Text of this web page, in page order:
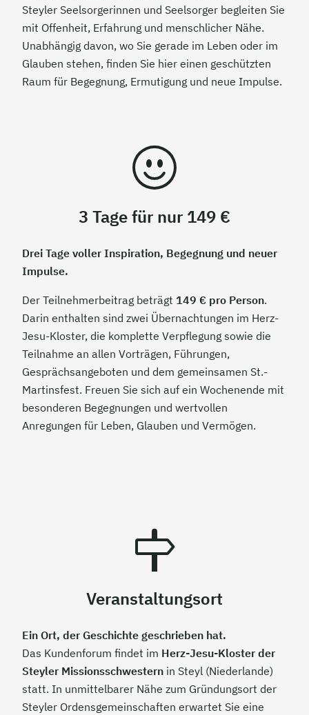
Steyler Seelsorgerinnen und Seelsorger begleiten Sie
mit Offenheit, Erfahrung und menschlicher Nähe.
Unabhängig davon, wo Sie gerade im Leben oder im
Glauben stehen, finden Sie hier einen geschützten
Raum für Begegnung, Ermutigung und neue Impulse.
3 Tage für nur 149 €
Drei Tage voller Inspiration, Begegnung und neuer
Impulse.
Der Teilnehmerbeitrag beträgt 149 € pro Person.
Darin enthalten sind zwei Übernachtungen im Herz-
Jesu-Kloster, die komplette Verpflegung sowie die
Teilnahme an allen Vorträgen, Führungen,
Gesprächsangeboten und dem gemeinsamen St.-
Martinsfest. Freuen Sie sich auf ein Wochenende mit
besonderen Begegnungen und wertvollen
Anregungen für Leben, Glauben und Vermögen.
Veranstaltungsort
Ein Ort, der Geschichte geschrieben hat.
Das Kundenforum findet im Herz-Jesu-Kloster der
Steyler Missionsschwestern in Steyl (Niederlande)
statt. In unmittelbarer Nähe zum Gründungsort der
Steyler Ordensgemeinschaften erwartet Sie eine